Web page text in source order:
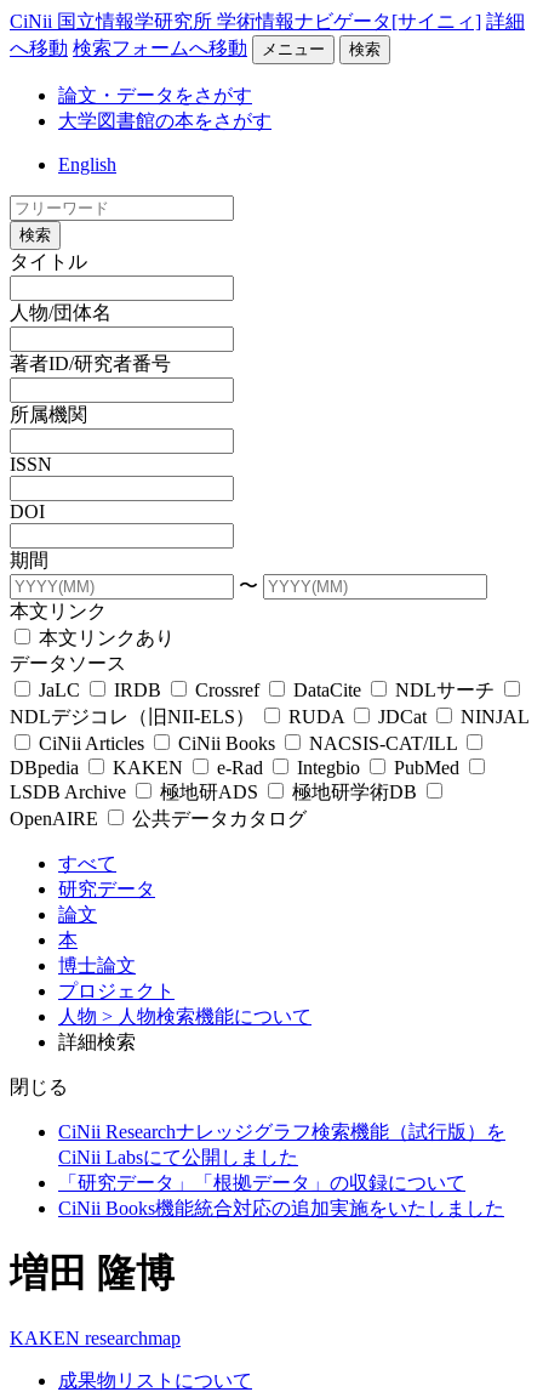
CiNii 国立情報学研究所 学術情報ナビゲータ[サイニィ] 詳細
へ移動 検索フォームへ移動 メニュー 検索
論文・データをさがす
大学図書館の本をさがす
English
検索
タイトル
人物/団体名
著者ID/研究者番号
所属機関
ISSN
DOI
期間
〜
本文リンク
本文リンクあり
データソース
JaLC
IRDB Crossref DataCite
NDLサーチ
NDLデジコレ（旧NII-ELS）
RUDA JDCat
NINJAL
CiNii Articles
CiNii Books
NACSIS-CAT/ILL
DBpedia
KAKEN e-Rad Integbio
PubMed
LSDB Archive
極地研ADS
極地研学術DB
OpenAIRE
公共データカタログ
すべて
研究データ
論文
本
博士論文
プロジェクト
人物 > 人物検索機能について
詳細検索
閉じる
CiNii Researchナレッジグラフ検索機能（試行版）を
CiNii Labsにて公開しました
「研究データ」「根拠データ」の収録について
CiNii Books機能統合対応の追加実施をいたしました
増田 隆博
KAKEN researchmap
成果物リストについて